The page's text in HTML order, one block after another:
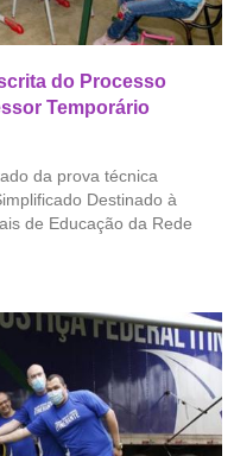
do Processo
Temporário
da prova técnica
Destinado à
de Educação da Rede